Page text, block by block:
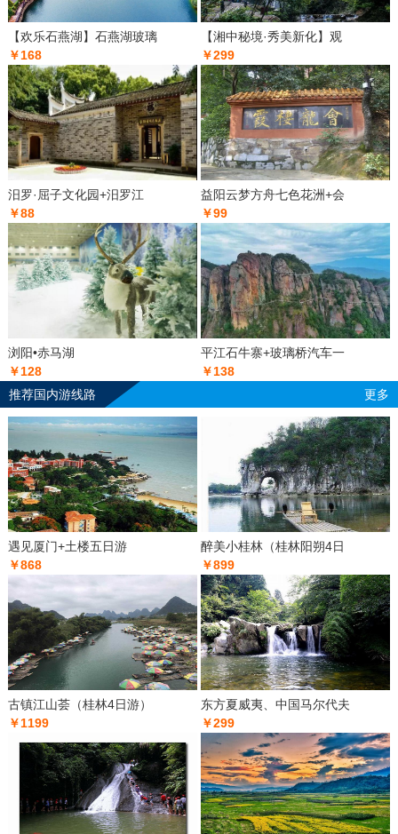
【欢乐石燕湖】石燕湖玻璃
￥168
【湘中秘境·秀美新化】观
￥299
汨罗·屈子文化园+汨罗江
￥88
益阳云梦方舟七色花洲+会
￥99
浏阳•赤马湖
￥128
平江石牛寨+玻璃桥汽车一
￥138
推荐国内游线路
更多
遇见厦门+土楼五日游
￥868
醉美小桂林（桂林阳朔4日
￥899
古镇江山荟（桂林4日游）
￥1199
东方夏威夷、中国马尔代夫
￥299